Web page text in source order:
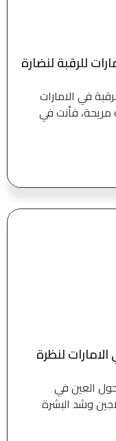
للرقبة لنضارة
في الامارات
فأنت في
لنظرة
حول العين في
وشد البشرة